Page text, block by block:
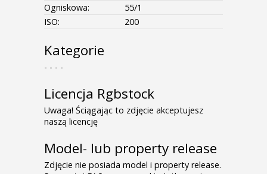
Ogniskowa:
55/1
ISO:
200
Kategorie
- - - -
Licencja Rgbstock
Uwaga! Ściągając to zdjęcie akceptujesz
naszą licencję
Model- lub property release
Zdjęcie nie posiada model i property release.